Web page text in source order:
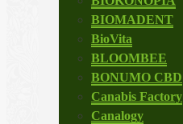
BIOMADENT
BioVita
BLOOMBEE
BONUMO CBD
Canabis Factory
Canalogy